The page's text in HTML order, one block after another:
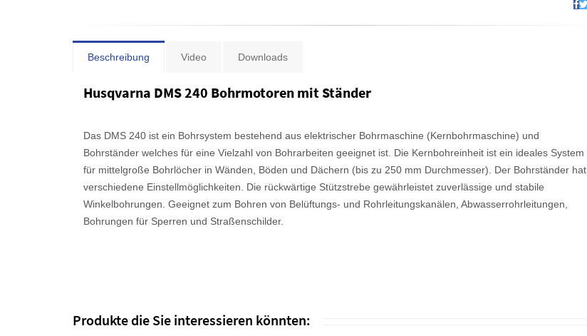
Beschreibung Video Downloads
Husqvarna DMS 240 Bohrmotoren mit Ständer
Das DMS 240 ist ein Bohrsystem bestehend aus elektrischer Bohrmaschine (Kernbohrmaschine) und
Bohrständer welches für eine Vielzahl von Bohrarbeiten geeignet ist. Die Kernbohreinheit ist ein ideales System
für mittelgroße Bohrlöcher in Wänden, Böden und Dächern (bis zu 250 mm Durchmesser). Der Bohrständer hat
verschiedene Einstellmöglichkeiten. Die rückwärtige Stützstrebe gewährleistet zuverlässige und stabile
Winkelbohrungen. Geeignet zum Bohren von Belüftungs- und Rohrleitungskanälen, Abwasserrohrleitungen,
Bohrungen für Sperren und Straßenschilder.
Produkte die Sie interessieren könnten: